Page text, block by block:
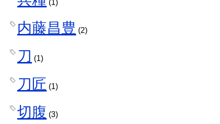
(1)
内藤昌豊 (2)
刀 (1)
刀匠 (1)
切腹 (3)